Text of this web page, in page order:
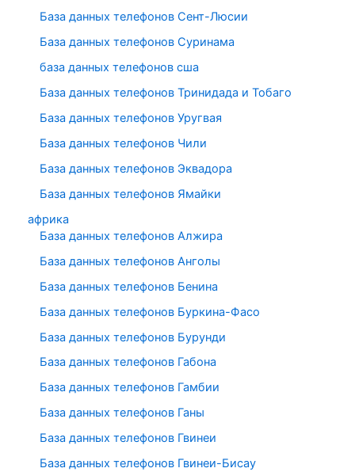
База данных телефонов Сент-Люсии
База данных телефонов Суринама
база данных телефонов сша
База данных телефонов Тринидада и Тобаго
База данных телефонов Уругвая
База данных телефонов Чили
База данных телефонов Эквадора
База данных телефонов Ямайки
африка
База данных телефонов Алжира
База данных телефонов Анголы
База данных телефонов Бенина
База данных телефонов Буркина-Фасо
База данных телефонов Бурунди
База данных телефонов Габона
База данных телефонов Гамбии
База данных телефонов Ганы
База данных телефонов Гвинеи
База данных телефонов Гвинеи-Бисау